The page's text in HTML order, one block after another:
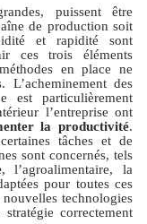
puissent être
de production soit
et rapidité sont
ces trois éléments
en place ne
L’acheminement des
est particulièrement
l’entreprise ont
la productivité.
tâches et de
sont concernés, tels
, l’agroalimentaire, la
pour toutes ces
technologies
correctement